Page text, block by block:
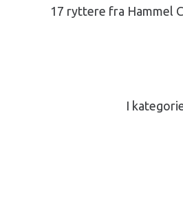
17 ryttere fra Hammel
I